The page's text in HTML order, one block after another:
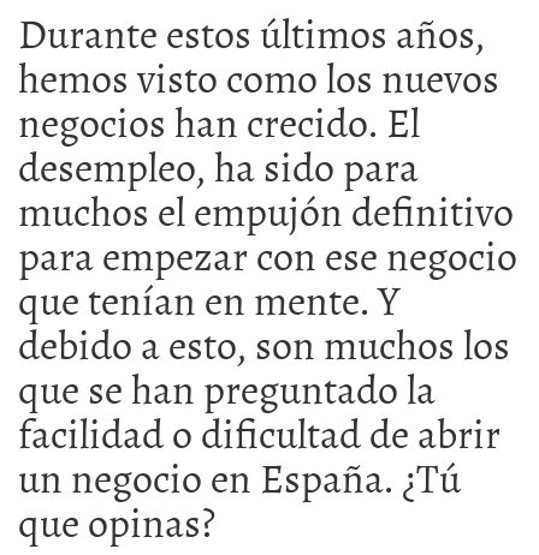
Durante estos últimos años,
hemos visto como los nuevos
negocios han crecido. El
desempleo, ha sido para
muchos el empujón definitivo
para empezar con ese negocio
que tenían en mente. Y
debido a esto, son muchos los
que se han preguntado la
facilidad o dificultad de abrir
un negocio en España. ¿Tú
que opinas?